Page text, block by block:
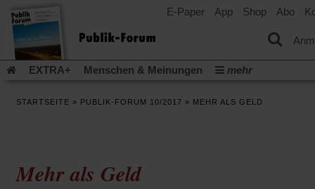
E-Paper App Shop Abo
EXTRA+ Menschen & Meinungen
mehr
Leserinitiative Publik-Forum e.V.
STARTSEITE » PUBLIK-FORUM 10/2017 » MEHR ALS GELD
Mehr als Geld